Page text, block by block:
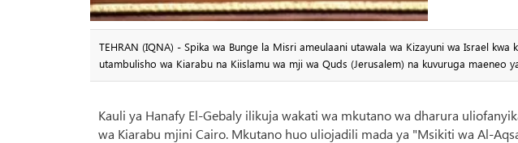
TEHRAN (IQNA) - Spika wa Bunge la Misri ameulaani utawala wa Kizayuni wa Israel
utambulisho wa Kiarabu na Kiislamu wa mji wa Quds (Jerusalem) na kuvuruga maeneo
Kauli ya Hanafy El-Gebaly ilikuja wakati wa mkutano wa dharura
wa Kiarabu mjini Cairo. Mkutano huo uliojadili mada ya "Msikiti wa Al-